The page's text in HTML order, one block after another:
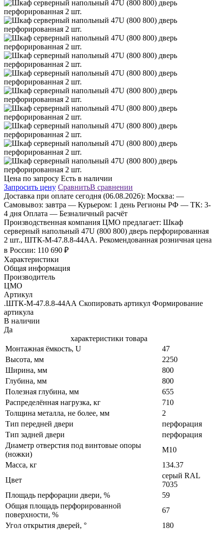
Цена по запросу Есть в наличии
Запросить цену СравнитьВ сравнении
Доставка при оплате сегодня (06.08.2026): Москва: —
Самовывоз: завтра — Курьером: 1 день Регионы РФ — ТК: 3-
4 дня Оплата — Безналичный расчёт
Производственная компания ЦМО предлагает: Шкаф
серверный напольный 47U (800 800) дверь перфорированная
2 шт., ШТК-М-47.8.8-44АА. Рекомендованная розничная цена
в России: 110 690 ₽
Характеристики
Общая информация
Производитель
ЦМО
Артикул
.ШТК-М-47.8.8-44АА Скопировать артикул Формирование
артикула
В наличии
Да
характеристики товара
Монтажная ёмкость, U
47
Высота, мм
2250
Ширина, мм
800
Глубина, мм
800
Полезная глубина, мм
655
Распределённая нагрузка, кг
710
Толщина металла, не более, мм
2
Тип передней двери
перфорация
Тип задней двери
перфорация
Диаметр отверстия под винтовые опоры
(ножки)
М10
Масса, кг
134.37
Цвет
серый RAL
7035
Площадь перфорации двери, %
59
Общая площадь перфорированной
поверхности, %
67
Угол открытия дверей, °
180